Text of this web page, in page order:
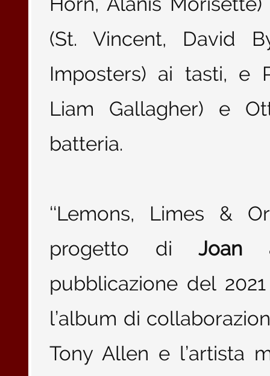
(St. Vincent, David
Imposters) ai tasti, e
Liam Gallagher) e
batteria.
‘‘Lemons, Limes &
progetto diJoan
pubblicazione del
l’album di
Tony Allen e l’artista